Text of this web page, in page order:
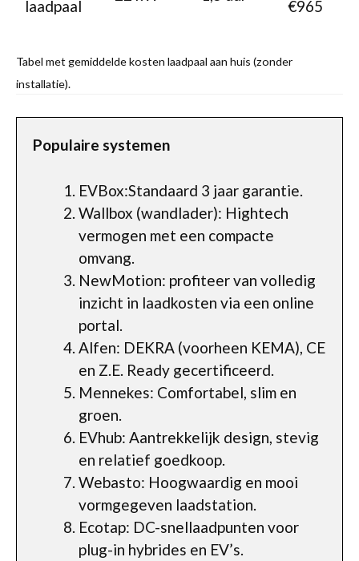
laadpaal €965
Tabel met gemiddelde kosten laadpaal aan huis (zonder
installatie).
Populaire systemen
EVBox:Standaard 3 jaar garantie.
Wallbox (wandlader): Hightech
vermogen met een compacte
omvang.
NewMotion: profiteer van volledig
inzicht in laadkosten via een online
portal.
Alfen: DEKRA (voorheen KEMA), CE
en Z.E. Ready gecertificeerd.
Mennekes: Comfortabel, slim en
groen.
EVhub: Aantrekkelijk design, stevig
en relatief goedkoop.
Webasto: Hoogwaardig en mooi
vormgegeven laadstation.
Ecotap: DC-snellaadpunten voor
plug-in hybrides en EV’s.